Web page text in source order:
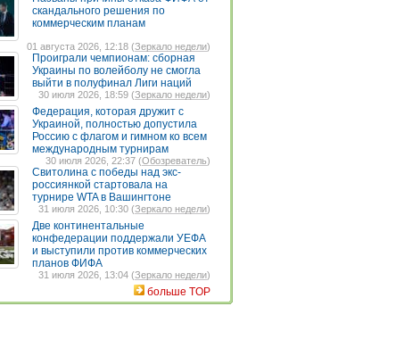
скандального решения по
коммерческим планам
01 августа 2026, 12:18 (Зеркало недели)
Проиграли чемпионам: сборная
Украины по волейболу не смогла
выйти в полуфинал Лиги наций
30 июля 2026, 18:59 (Зеркало недели)
Федерация, которая дружит с
Украиной, полностью допустила
Россию с флагом и гимном ко всем
международным турнирам
30 июля 2026, 22:37 (Обозреватель)
Свитолина с победы над экс-
россиянкой стартовала на
турнире WTA в Вашингтоне
31 июля 2026, 10:30 (Зеркало недели)
Две континентальные
конфедерации поддержали УЕФА
и выступили против коммерческих
планов ФИФА
31 июля 2026, 13:04 (Зеркало недели)
больше TOP